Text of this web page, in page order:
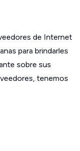
de Internet
para brindarles
sobre sus
tenemos